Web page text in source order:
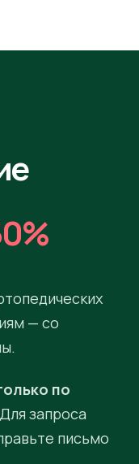
— со
по
запроса
письмо